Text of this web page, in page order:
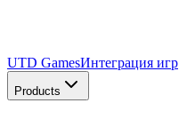
UTD GamesИнтеграция игр
Products